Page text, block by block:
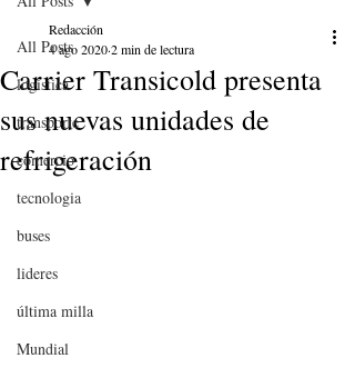
All Posts
logistica
transporte
comercio
tecnologia
buses
lideres
última milla
Mundial
Carrier Transicold presenta
sus nuevas unidades de
refrigeración
Redacción
4 ago 20202 min de lectura